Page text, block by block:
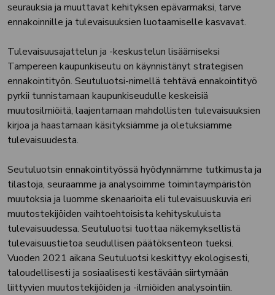
seurauksia ja muuttavat kehityksen epävarmaksi, tarve
ennakoinnille ja tulevaisuuksien luotaamiselle kasvavat.
Tulevaisuusajattelun ja -keskustelun lisäämiseksi
Tampereen kaupunkiseutu on käynnistänyt strategisen
ennakointityön. Seutuluotsi-nimellä tehtävä ennakointityö
pyrkii tunnistamaan kaupunkiseudulle keskeisiä
muutosilmiöitä, laajentamaan mahdollisten tulevaisuuksien
kirjoa ja haastamaan käsityksiämme ja oletuksiamme
tulevaisuudesta.
Seutuluotsin ennakointityössä hyödynnämme tutkimusta ja
tilastoja, seuraamme ja analysoimme toimintaympäristön
muutoksia ja luomme skenaarioita eli tulevaisuuskuvia eri
muutostekijöiden vaihtoehtoisista kehityskuluista
tulevaisuudessa. Seutuluotsi tuottaa näkemyksellistä
tulevaisuustietoa seudullisen päätöksenteon tueksi.
Vuoden 2021 aikana Seutuluotsi keskittyy ekologisesti,
taloudellisesti ja sosiaalisesti kestävään siirtymään
liittyvien muutostekijöiden ja -ilmiöiden analysointiin.